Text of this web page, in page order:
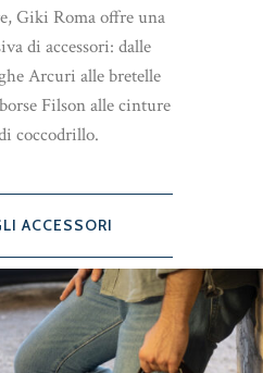
Giki Roma offre una
di accessori: dalle
Arcuri alle bretelle
Filson alle cinture
coccodrillo.
ACCESSORI